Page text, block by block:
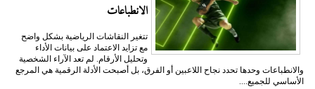
الانطباعات
تتغير النقاشات الرياضية بشكل واضح
مع تزايد الاعتماد على بيانات الأداء
وتحليل الأرقام. لم تعد الآراء الشخصية
والانطباعات وحدها تحدد نجاح اللاعبين أو الفرق، بل أصبحت الأدلة الرقمية هي المرجع
الأساسي للجميع....